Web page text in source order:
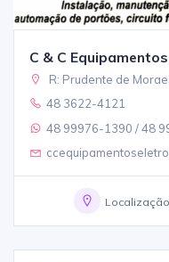
C & C
R: Prudente de
48 3622-4121
48 99976-1390 / 48
Localização